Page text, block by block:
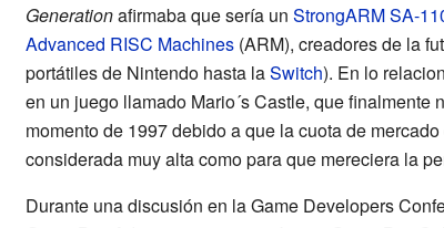
Generationafirmaba que sería un StrongARM SA-
Advanced RISC Machines(ARM), creadores de la
portátiles de Nintendo hasta laSwitch). En lo
en un juego llamado Mario´s Castle, que finalmente
momento de 1997 debido a que la cuota de
considerada muy alta como para que mereciera la
Durante una discusión en la Game Developers